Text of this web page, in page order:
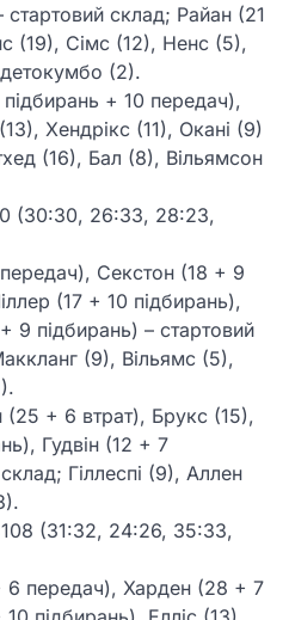
склад; Райан (21
(19), Сімс (12), Ненс (5),
(2).
+ 10 передач),
Хендрікс (11), Окані (9)
(16), Бал (8), Вільямсон
(30:30, 26:33, 28:23,
Секстон (18 + 9
(17 + 10 підбирань),
9 підбирань) – стартовий
(9), Вільямс (5),
(25 + 6 втрат), Брукс (15),
Гудвін (12 + 7
Гіллеспі (9), Аллен
(31:32, 24:26, 35:33,
6 передач), Харден (28 + 7